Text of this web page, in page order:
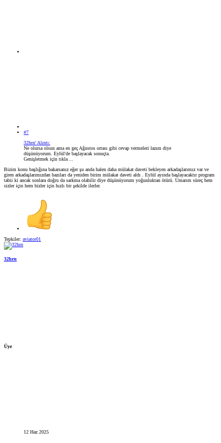
#7
32hrn' Alıntı:
Ne olursa olsun ama en geç Ağustos ortası gibi cevap vermeleri lazım diye
düşünüyorum. Eylül'de başlayacak sonuçta.
Genişletmek için tıkla ...
Bizim konu başlığına bakarsanız eğer şu anda halen daha mülakat daveti bekleyen arkadaşlarımız var ve
giren arkadaşlarımızdan bazıları da yeniden birim mülakat daveti aldı . Eylül ayında başlayacaktır program
tabii ki ancak sonlara doğru da sarkma olabilir diye düşünüyorum yoğunluktan ötürü. Umarım süreç hem
sizler için hem bizler için hızlı bir şekilde ilerler.
Tepkiler: aviator01
32hrn
Üye
12 Haz 2025